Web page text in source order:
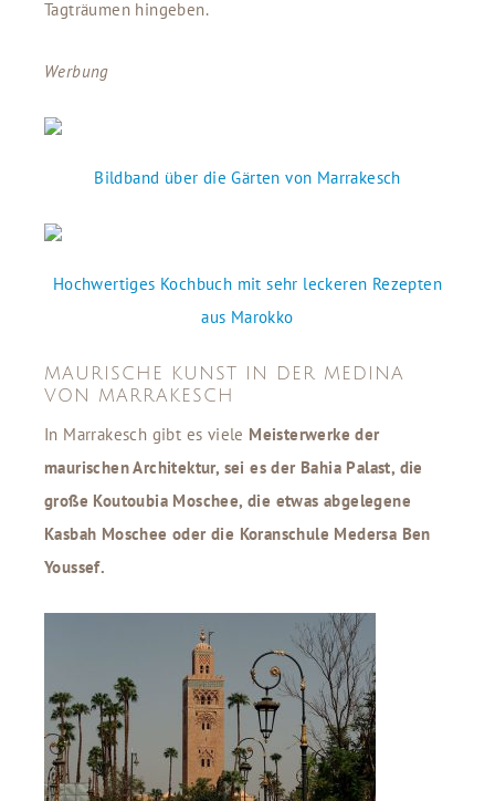
Tagträumen hingeben.
Werbung
Bildband über die Gärten von Marrakesch
Hochwertiges Kochbuch mit sehr leckeren Rezepten
aus Marokko
MAURISCHE KUNST IN DER MEDINA
VON MARRAKESCH
In Marrakesch gibt es viele Meisterwerke der
maurischen Architektur, sei es der Bahia Palast, die
große Koutoubia Moschee, die etwas abgelegene
Kasbah Moschee oder die Koranschule Medersa Ben
Youssef.